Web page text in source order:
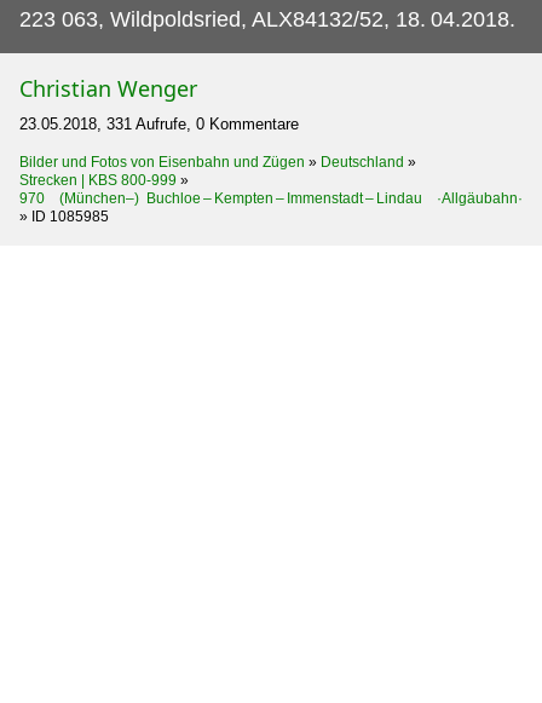
223 063, Wildpoldsried, ALX84132/52, 18. 04.2018.
Christian Wenger
23.05.2018, 331 Aufrufe, 0 Kommentare
Bilder und Fotos von Eisenbahn und Zügen » Deutschland »
Strecken | KBS 800-999 »
970 (München–) Buchloe – Kempten – Immenstadt – Lindau ·Allgäubahn·
» ID 1085985